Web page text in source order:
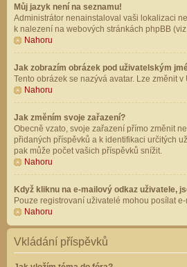
Můj jazyk není na seznamu!
Administrátor nenainstaloval vaši lokalizaci
k nalezení na webových stránkách phpBB
Nahoru
Jak zobrazím obrázek pod uživatelským
Tento obrázek se nazývá avatar. Lze změnit
Nahoru
Jak změním svoje zařazení?
Obecně vzato, svoje zařazení přímo změnit
přidaných příspěvků a k identifikaci určitých
pak může počet vašich příspěvků snížit.
Nahoru
Když kliknu na e-mailový odkaz uživatele,
Pouze registrovaní uživatelé mohou posílat
Nahoru
Vkládání příspěvků